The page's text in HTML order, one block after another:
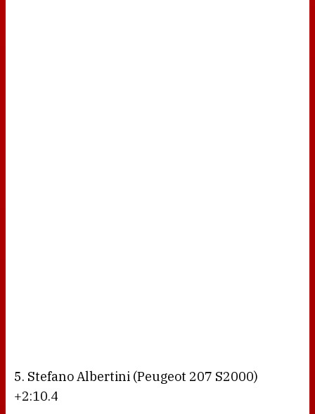
5. Stefano Albertini (Peugeot 207 S2000)
+2:10.4